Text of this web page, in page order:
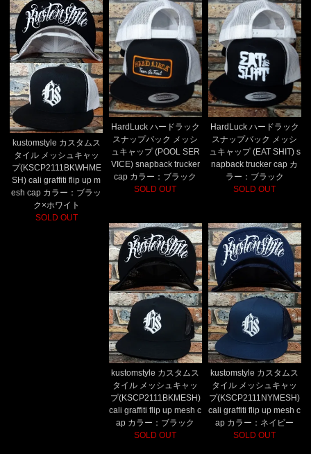
kustomstyle カスタムス
タイル メッシュキャッ
プ(KSCP2111BKWHME
SH) cali graffiti flip up m
esh cap カラー：ブラッ
ク×ホワイト
SOLD OUT
HardLuck ハードラック
スナップバック メッシ
ュキャップ (POOL SER
VICE) snapback trucker
cap カラー：ブラック
SOLD OUT
HardLuck ハードラック
スナップバック メッシ
ュキャップ (EAT SHIT) s
napback trucker cap カ
ラー：ブラック
SOLD OUT
kustomstyle カスタムス
タイル メッシュキャッ
プ(KSCP2111BKMESH)
cali graffiti flip up mesh c
ap カラー：ブラック
SOLD OUT
kustomstyle カスタムス
タイル メッシュキャッ
プ(KSCP2111NYMESH)
cali graffiti flip up mesh c
ap カラー：ネイビー
SOLD OUT